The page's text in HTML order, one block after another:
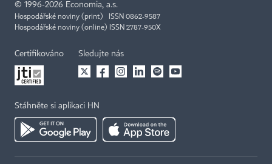
© 1996-2026 Economia, a.s.
Hospodářské noviny (print) ISSN 0862-9587
Hospodářské noviny (online) ISSN 2787-950X
Certifikováno Sledujte nás
Stáhněte si aplikaci HN